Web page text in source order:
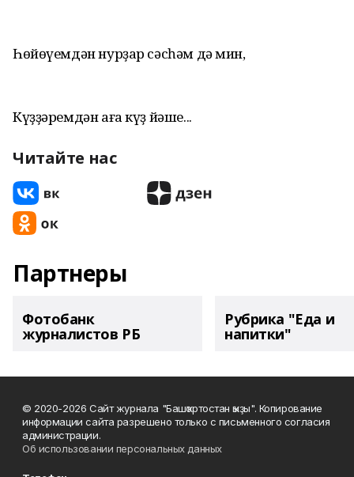
Һөйөүемдән нурҙар сәсһәм дә мин,
Күҙҙәремдән аға күҙ йәше...
Читайте нас
Партнеры
Фотобанк
журналистов РБ
Рубрика "Еда и
напитки"
© 2020-2026 Сайт журнала "Башҡортостан ҡыҙы". Копирование
информации сайта разрешено только с письменного согласия
администрации.
Об использовании персональных данных